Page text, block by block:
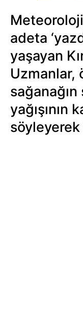
adeta
yaşayan
Uzmanlar,
yağışının